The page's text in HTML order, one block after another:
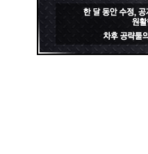
에코 엘리스